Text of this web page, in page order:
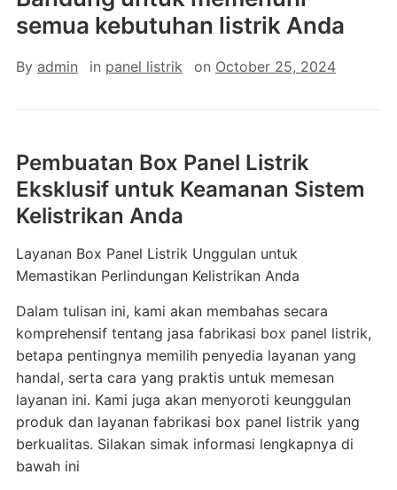
semua kebutuhan listrik Anda
By admin in panel listrik on October 25, 2024
Pembuatan Box Panel Listrik
Eksklusif untuk Keamanan Sistem
Kelistrikan Anda
Layanan Box Panel Listrik Unggulan untuk
Memastikan Perlindungan Kelistrikan Anda
Dalam tulisan ini, kami akan membahas secara
komprehensif tentang jasa fabrikasi box panel listrik,
betapa pentingnya memilih penyedia layanan yang
handal, serta cara yang praktis untuk memesan
layanan ini. Kami juga akan menyoroti keunggulan
produk dan layanan fabrikasi box panel listrik yang
berkualitas. Silakan simak informasi lengkapnya di
bawah ini